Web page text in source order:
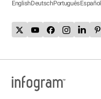
EnglishDeutschPortuguêsEspañol